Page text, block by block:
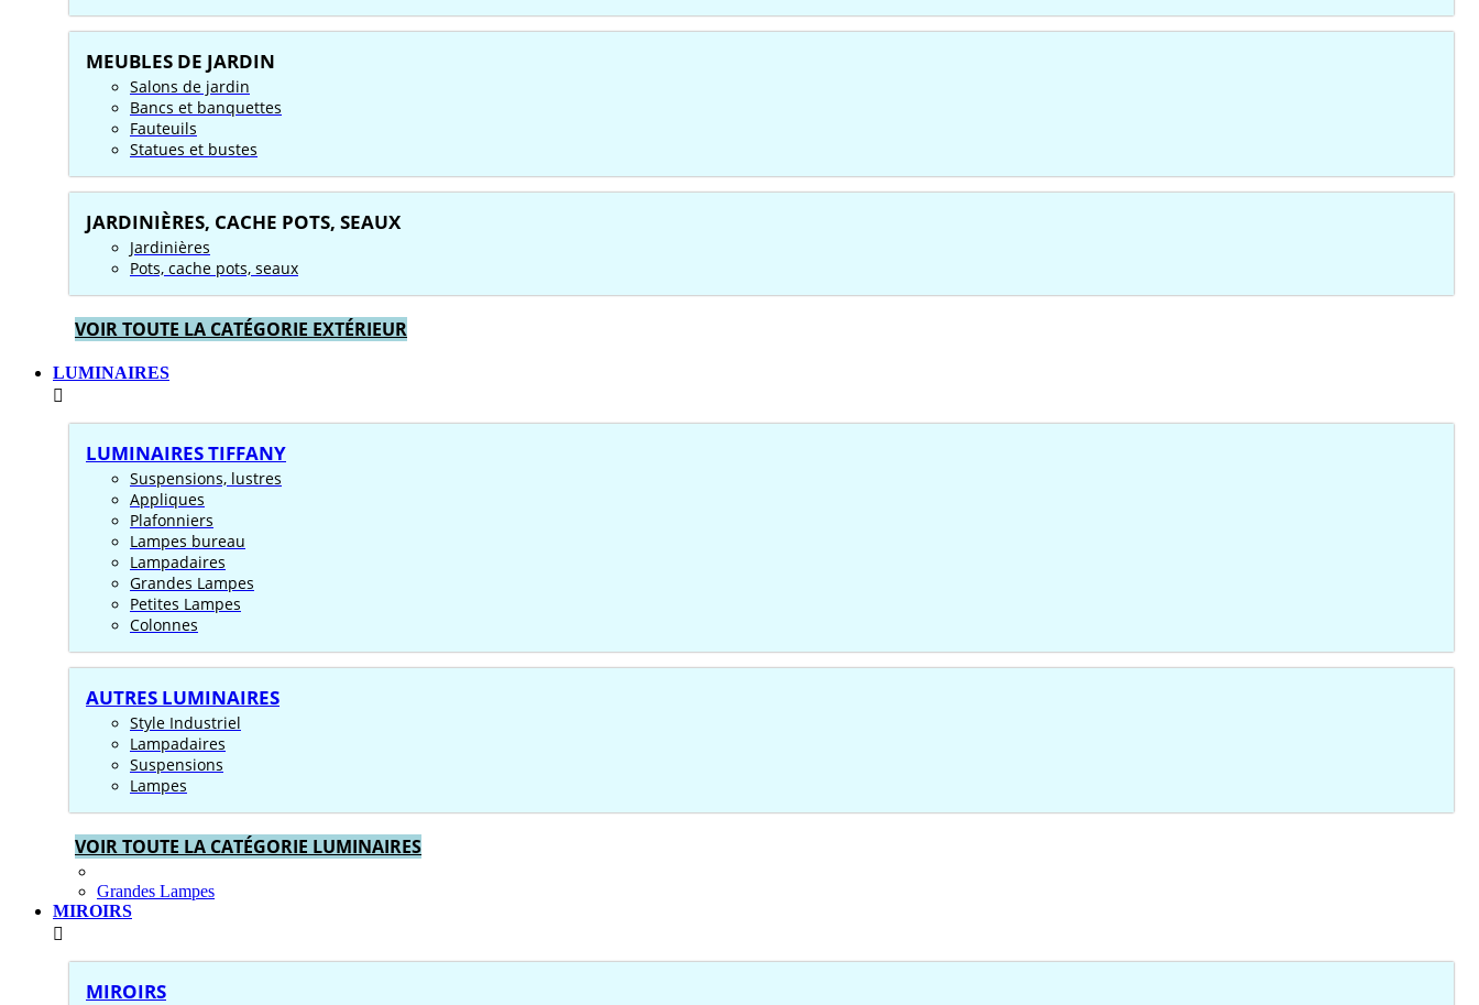
MEUBLES DE JARDIN
Salons de jardin
Bancs et banquettes
Fauteuils
Statues et bustes
JARDINIÈRES, CACHE POTS, SEAUX
Jardinières
Pots, cache pots, seaux
VOIR TOUTE LA CATÉGORIE EXTÉRIEUR
LUMINAIRES
LUMINAIRES TIFFANY
Suspensions, lustres
Appliques
Plafonniers
Lampes bureau
Lampadaires
Grandes Lampes
Petites Lampes
Colonnes
AUTRES LUMINAIRES
Style Industriel
Lampadaires
Suspensions
Lampes
VOIR TOUTE LA CATÉGORIE LUMINAIRES
Grandes Lampes
MIROIRS
MIROIRS